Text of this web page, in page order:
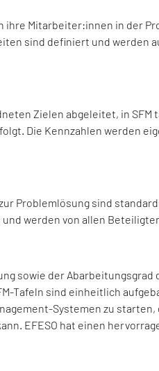
Mitarbeiter:innen in der
sind definiert und werden
Zielen abgeleitet, in SFM
Die Kennzahlen werden
Problemlösung sind
werden von allen
sowie der
Tafeln sind einheitlich
Systemen zu
EFESO hat einen